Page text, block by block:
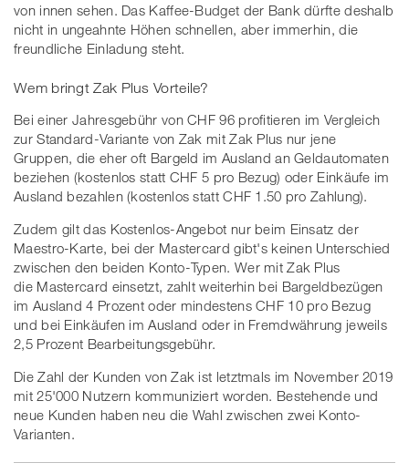
von innen sehen. Das Kaffee-Budget der Bank dürfte deshalb
nicht in ungeahnte Höhen schnellen, aber immerhin, die
freundliche Einladung steht.
Wem bringt Zak Plus Vorteile?
Bei einer Jahresgebühr von CHF 96 profitieren im Vergleich
zur Standard-Variante von Zak mit Zak Plus nur jene
Gruppen, die eher oft Bargeld im Ausland an Geldautomaten
beziehen (kostenlos statt CHF 5 pro Bezug) oder Einkäufe im
Ausland bezahlen (kostenlos statt CHF 1.50 pro Zahlung).
Zudem gilt das Kostenlos-Angebot nur beim Einsatz der
Maestro-Karte, bei der Mastercard gibt's keinen Unterschied
zwischen den beiden Konto-Typen. Wer mit Zak Plus
die Mastercard einsetzt, zahlt weiterhin bei Bargeldbezügen
im Ausland 4 Prozent oder mindestens CHF 10 pro Bezug
und bei Einkäufen im Ausland oder in Fremdwährung jeweils
2,5 Prozent Bearbeitungsgebühr.
Die Zahl der Kunden von Zak ist letztmals im November 2019
mit 25'000 Nutzern kommuniziert worden. Bestehende und
neue Kunden haben neu die Wahl zwischen zwei Konto-
Varianten.